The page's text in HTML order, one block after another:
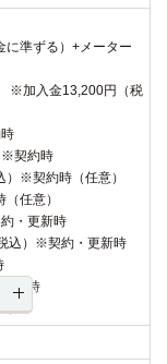
に準ずる）+メーター
※加入金13,200円（税
※契約時
）※契約時（任意）
任意）
・更新時
込）※契約・更新時
新時